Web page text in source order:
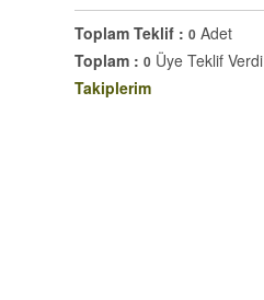
Toplam Teklif : 0 Adet
Toplam : 0 Üye Teklif Verdi
Takiplerim